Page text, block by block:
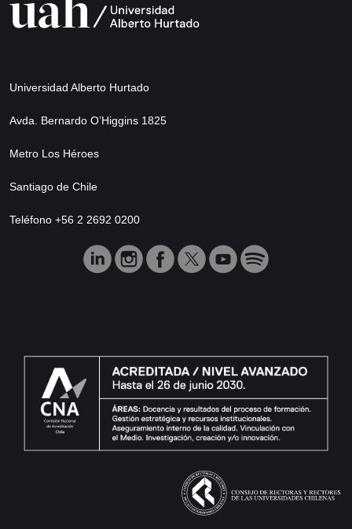
Universidad Alberto Hurtado
Avda. Bernardo O’Higgins 1825
Metro Los Héroes
Santiago de Chile
Teléfono +56 2 2692 0200